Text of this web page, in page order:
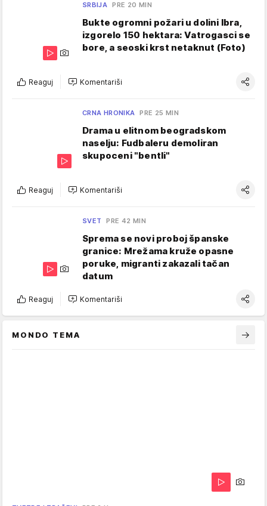
SRBIJA PRE 20 MIN
Bukte ogromni požari u dolini Ibra,
izgorelo 150 hektara: Vatrogasci se
bore, a seoski krst netaknut (Foto)
Reaguj Komentariši
CRNA HRONIKA PRE 25 MIN
Drama u elitnom beogradskom
naselju: Fudbaleru demoliran
skupoceni "bentli"
Reaguj Komentariši
SVET PRE 42 MIN
Sprema se novi proboj španske
granice: Mrežama kruže opasne
poruke, migranti zakazali tačan
datum
Reaguj Komentariši
MONDO TEMA